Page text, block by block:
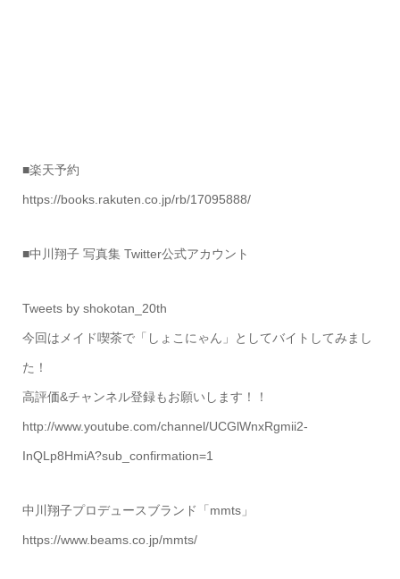
■楽天予約
https://books.rakuten.co.jp/rb/17095888/
■中川翔子 写真集 Twitter公式アカウント
Tweets by shokotan_20th
今回はメイド喫茶で「しょこにゃん」としてバイトしてみまし
た！
高評価&チャンネル登録もお願いします！！
http://www.youtube.com/channel/UCGlWnxRgmii2-
InQLp8HmiA?sub_confirmation=1
中川翔子プロデュースブランド「mmts」
https://www.beams.co.jp/mmts/